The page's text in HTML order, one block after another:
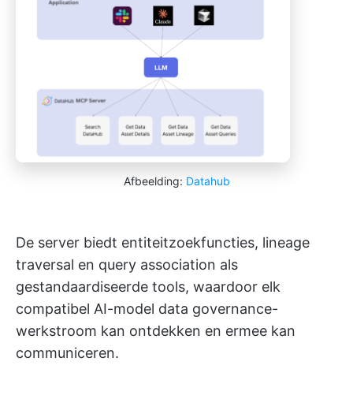
Afbeelding: Datahub
De server biedt entiteitzoekfuncties, lineage
traversal en query association als
gestandaardiseerde tools, waardoor elk
compatibel AI-model data governance-
werkstroom kan ontdekken en ermee kan
communiceren.